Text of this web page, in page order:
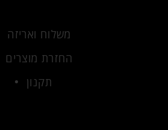
משלוח ואריזה
החזרת מוצרים
תקנון